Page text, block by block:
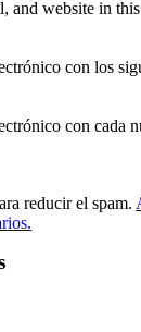
and website in
con los
con cada
reducir el spam.